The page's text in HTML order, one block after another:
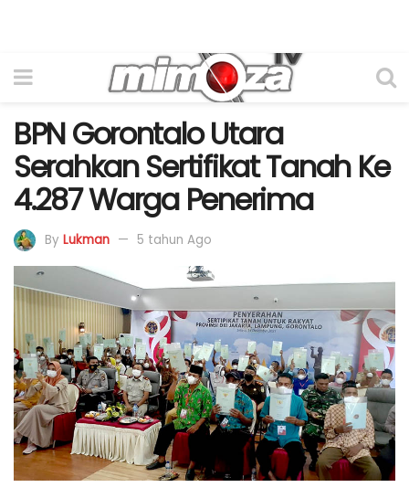
BPN Gorontalo Utara
Serahkan Sertifikat Tanah Ke
4.287 Warga Penerima
By Lukman 5 tahun Ago